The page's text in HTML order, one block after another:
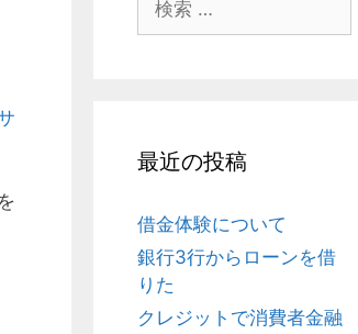
最近の投稿
借金体験について
銀行3行からローンを借
りた
クレジットで消費者金融